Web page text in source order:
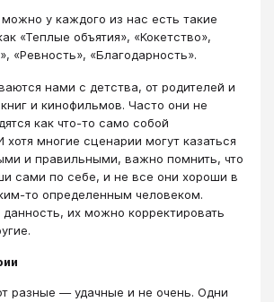
у каждого из нас есть такие
«Теплые объятия», «Кокетство»,
«Ревность», «Благодарность».
нами с детства, от родителей и
и кинофильмов. Часто они не
как что-то само собой
многие сценарии могут казаться
и правильными, важно помнить, что
сами по себе, и не все они хороши в
то определенным человеком.
их можно корректировать
разные — удачные и не очень. Одни